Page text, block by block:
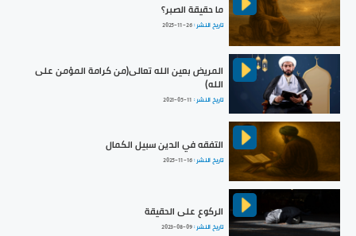
ما حقيقة الصبر؟
تاريخ النشر :2025-11-26
المريض بعين الله تعالى(من كرامة المؤمن على
الله)
تاريخ النشر : 2021-05-11
التفقه في الدين سبيل الكمال
تاريخ النشر :2025-11-16
الركوع على الحقيقة
تاريخ النشر :2023-08-09